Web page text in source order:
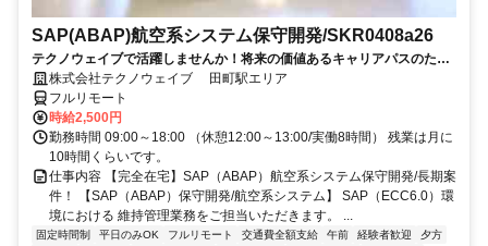
SAP(ABAP)航空系システム保守開発/SKR0408a26
テクノウェイブで活躍しませんか！将来の価値あるキャリアパスのため
の、長期的・安定的なサポートします
株式会社テクノウェイブ 田町駅エリア
フルリモート
時給2,500円
勤務時間 09:00～18:00 （休憩12:00～13:00/実働8時間） 残業は月に
10時間くらいです。
仕事内容 【完全在宅】SAP（ABAP）航空系システム保守開発/長期案
件！ 【SAP（ABAP）保守開発/航空系システム】 SAP（ECC6.0）環
境における 維持管理業務をご担当いただきます。 ...
固定時間制 平日のみOK フルリモート 交通費全額支給 午前 経験者歓迎
夕方